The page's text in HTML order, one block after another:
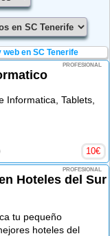
en SC Tenerife
PROFESIONAL
Informatica, Tablets,
10€
PROFESIONAL
Hoteles del Sur
tu pequeño
hoteles del